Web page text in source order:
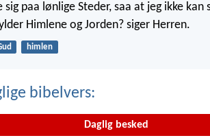
paa lønlige Steder, saa at jeg ikke kan
Himlene og Jorden? siger Herren.
himlen
bibelvers:
Daglig besked